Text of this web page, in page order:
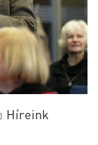
Híreink